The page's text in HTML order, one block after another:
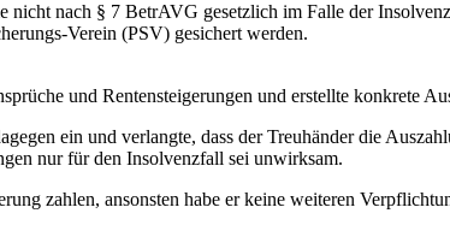
nicht nach § 7 BetrAVG gesetzlich im Falle der
Verein (PSV) gesichert werden.
und Rentensteigerungen und erstellte konkrete
ein und verlangte, dass der Treuhänder die
nur für den Insolvenzfall sei unwirksam.
zahlen, ansonsten habe er keine weiteren